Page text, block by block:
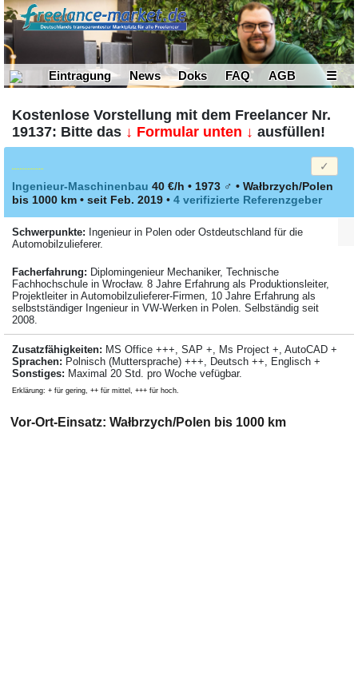
Eintragung News Doks FAQ AGB ☰
Kostenlose Vorstellung mit dem Freelancer Nr.
19137: Bitte das ↓ Formular unten ↓ ausfüllen!
Ingenieur-Maschinenbau 40 €/h • 1973 ♂ • Wałbrzych/Polen
bis 1000 km • seit Feb. 2019 • 4 verifizierte Referenzgeber
Schwerpunkte: Ingenieur in Polen oder Ostdeutschland für die
Automobilzulieferer.
Facher­fahrung: Diplomingenieur Mechaniker, Technische
Fachhochschule in Wrocław. 8 Jahre Erfahrung als Produktionsleiter,
Projektleiter in Automobilzulieferer-Firmen, 10 Jahre Erfahrung als
selbstständiger Ingenieur in VW-Werken in Polen. Selbständig seit
2008.
Zusatzfähigkeiten: MS Office +++, SAP +, Ms Project +, AutoCAD +
Sprachen: Polnisch (Muttersprache) +++, Deutsch ++, Englisch +
Sonstiges: Maximal 20 Std. pro Woche vefügbar.
Erklärung: + für gering, ++ für mittel, +++ für hoch.
Vor-Ort-Einsatz: Wałbrzych/Polen bis 1000 km